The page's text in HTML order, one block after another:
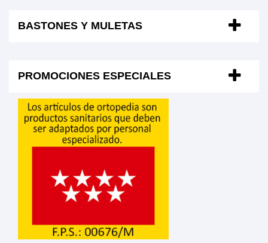
BASTONES Y MULETAS
PROMOCIONES ESPECIALES